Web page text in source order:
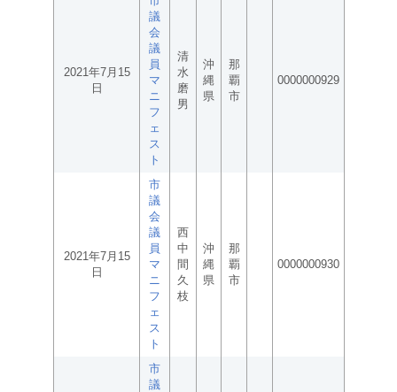
2021年7月15
日
議
会
議
員
マ
ニ
フ
ェ
ス
ト
清
水
磨
男
沖
縄
県
那
覇
市
0000000929
2021年7月15
日
市
議
会
議
員
マ
ニ
フ
ェ
ス
ト
西
中
間
久
枝
沖
縄
県
那
覇
市
0000000930
市
議